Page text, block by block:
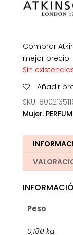
Comprar
mejor precio.
Sin
Añadir
SKU:
Mujer,
Peso
0,180 kg